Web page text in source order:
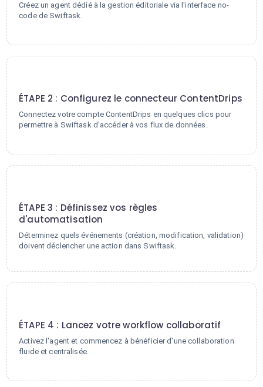
Créez un agent dédié à la gestion éditoriale via l'interface no-
code de Swiftask.
ÉTAPE 2 : Configurez le connecteur ContentDrips
Connectez votre compte ContentDrips en quelques clics pour
permettre à Swiftask d'accéder à vos flux de données.
ÉTAPE 3 : Définissez vos règles
d'automatisation
Déterminez quels événements (création, modification, validation)
doivent déclencher une action dans Swiftask.
ÉTAPE 4 : Lancez votre workflow collaboratif
Activez l'agent et commencez à bénéficier d'une collaboration
fluide et centralisée.